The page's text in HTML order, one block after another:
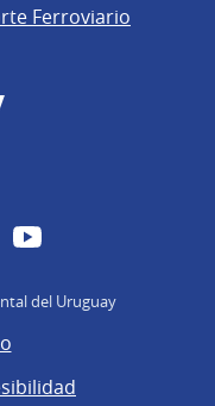
Ferroviario
FacebookYouTube
del Uruguay